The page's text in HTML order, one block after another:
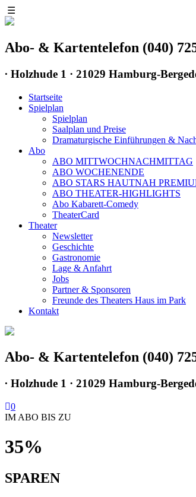
☰
Abo- & Kartentelefon (040)
∙ Holzhude 1 · 21029 Hamburg-
Startseite
Spielplan
Spielplan
Saalplan und Preise
Dramaturgische Einführungen &
Abo
ABO MITTWOCHNACHMITTAG
ABO WOCHENENDE
ABO STARS HAUTNAH
ABO THEATER-HIGHLIGHTS
Abo Kabarett-Comedy
TheaterCard
Theater
Newsletter
Geschichte
Gastronomie
Lage & Anfahrt
Jobs
Partner & Sponsoren
Freunde des Theaters Haus im Park
Kontakt
Abo- & Kartentelefon (040)
∙ Holzhude 1 · 21029 Hamburg-
0
IM ABO BIS ZU
35%
SPAREN